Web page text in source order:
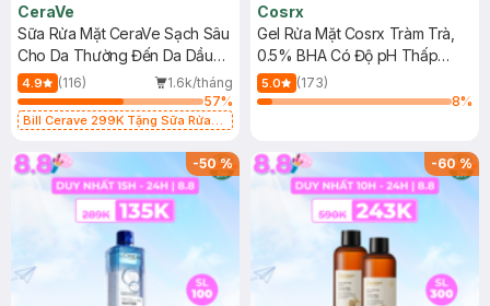
CeraVe
Sữa Rửa Mặt CeraVe Sạch Sâu
Cho Da Thường Đến Da Dầu
473ml
4.9 (116)
1.6k/tháng
57%
Bill Cerave 299K Tặng Sữa Rửa
Cosrx
Gel Rửa Mặt Cosrx Tràm Trà,
0.5% BHA Có Độ pH Thấp
150ml
5.0
(173)
8%
-50% -60%